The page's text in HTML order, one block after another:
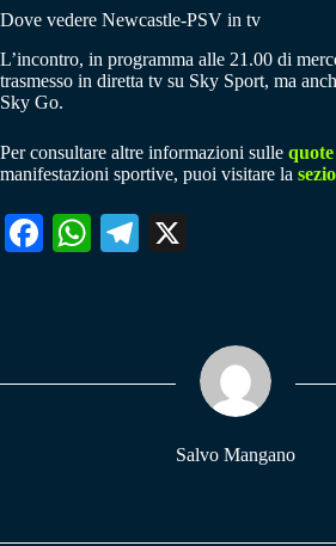
Dove vedere Newcastle-PSV in tv
L’incontro, in programma alle 21.00 di
trasmesso in diretta tv su Sky Sport, ma
Sky Go.
Per consultare altre informazioni sulle quote
manifestazioni sportive, puoi visitare la
Fa W
pp
Te
m
Salvo Mangano